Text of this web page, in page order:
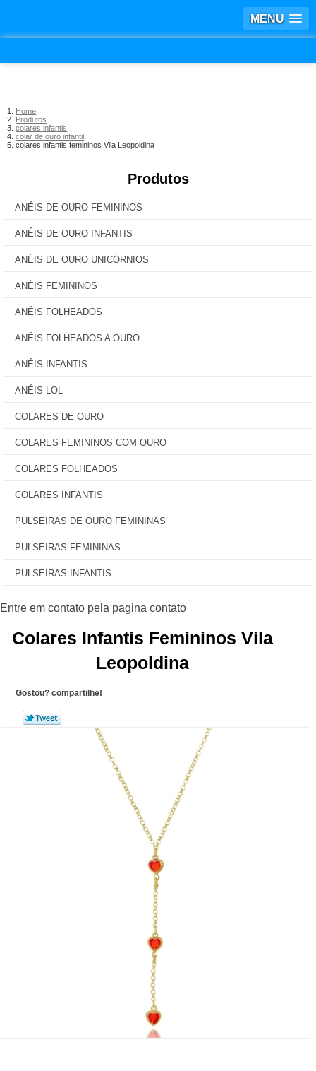
MENU
Home
Produtos
colares infantis
colar de ouro infantil
colares infantis femininos Vila Leopoldina
Produtos
ANÉIS DE OURO FEMININOS
ANÉIS DE OURO INFANTIS
ANÉIS DE OURO UNICÓRNIOS
ANÉIS FEMININOS
ANÉIS FOLHEADOS
ANÉIS FOLHEADOS A OURO
ANÉIS INFANTIS
ANÉIS LOL
COLARES DE OURO
COLARES FEMININOS COM OURO
COLARES FOLHEADOS
COLARES INFANTIS
PULSEIRAS DE OURO FEMININAS
PULSEIRAS FEMININAS
PULSEIRAS INFANTIS
Colares Infantis Femininos Vila
Leopoldina
Gostou? compartilhe!